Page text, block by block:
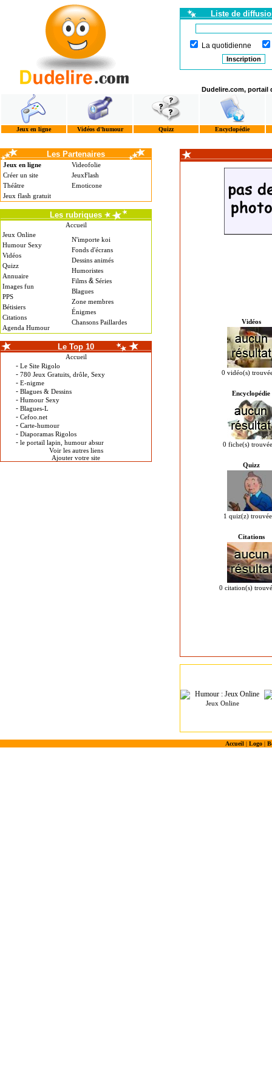
Liste de
La quotidienne
Dudelire.com, portail
Jeux en ligne Vidéos d'humour Quizz Encyclopédie
Les Partenaires
Jeux en ligne
Créer un site
Théâtre
Jeux flash gratuit
Videofolie
JeuxFlash
Emoticone
Les rubriques
Accueil
Jeux Online
Humour Sexy
Vidéos
Quizz
Annuaire
Images fun
PPS
Bétisiers
Citations
Agenda Humour
N'importe koi
Fonds d'écrans
Dessins animés
Humoristes
Films & Séries
Blagues
Zone membres
Énigmes
Chansons Paillardes
Le Top 10
Accueil
- Le Site Rigolo
- 780 Jeux Gratuits, drôle, Sexy
- E-nigme
- Blagues & Dessins
- Humour Sexy
- Blagues-L
- Cefoo.net
- Carte-humour
- Diaporamas Rigolos
- le portail lapin, humour absur
Voir les autres liens
Ajouter votre site
Vidéos
0 vidéo(s)
Encyclopédie
0 fiche(s)
Quizz
1 quiz(z)
Citations
0 citation(s)
Jeux Online
Accueil| Logo|